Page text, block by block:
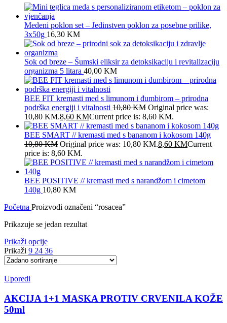
Medeni poklon set – Jedinstven poklon za posebne prilike,
3x50g 16,30 KM
Sok od breze – Šumski eliksir za detoksikaciju i revitalizaciju
organizma 5 litara 40,00 KM
BEE FIT kremasti med s limunom i đumbirom – prirodna
podrška energiji i vitalnosti 10,80KM Original price was:
10,80 KM.8,60 KMCurrent price is: 8,60 KM.
BEE SMART // kremasti med s bananom i kokosom 140g
10,80KM Original price was: 10,80 KM.8,60 KMCurrent
price is: 8,60 KM.
BEE POSITIVE // kremasti med s narandžom i cimetom
140g 10,80 KM
Početna Proizvodi označeni “rosacea”
Prikazuje se jedan rezultat
Prikaži opcije
Prikaži 9 24 36
Uporedi
AKCIJA 1+1 MASKA PROTIV CRVENILA KOŽE
50ml